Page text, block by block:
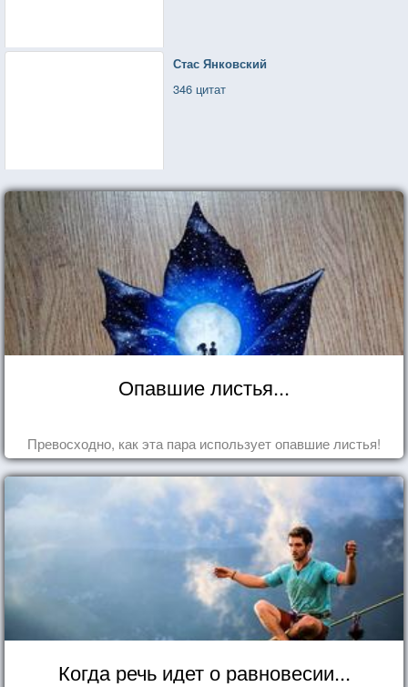
Стас Янковский
346 цитат
Опавшие листья...
Превосходно, как эта пара использует опавшие листья!
Когда речь идет о равновесии...